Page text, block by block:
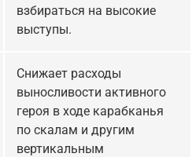
взбираться на высокие
выступы.
Снижает расходы
выносливости активного
героя в ходе карабканья
по скалам и другим
вертикальным